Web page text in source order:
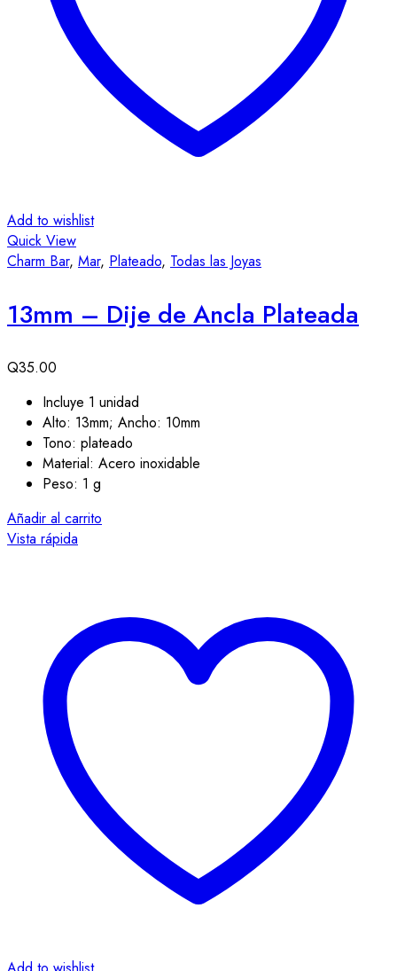
Add to wishlist
Quick View
Charm Bar, Mar, Plateado, Todas las Joyas
13mm – Dije de Ancla Plateada
Q35.00
Incluye 1 unidad
Alto: 13mm; Ancho: 10mm
Tono: plateado
Material: Acero inoxidable
Peso: 1 g
Añadir al carrito
Vista rápida